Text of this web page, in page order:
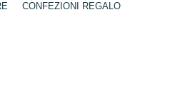
CONFEZIONI REGALO